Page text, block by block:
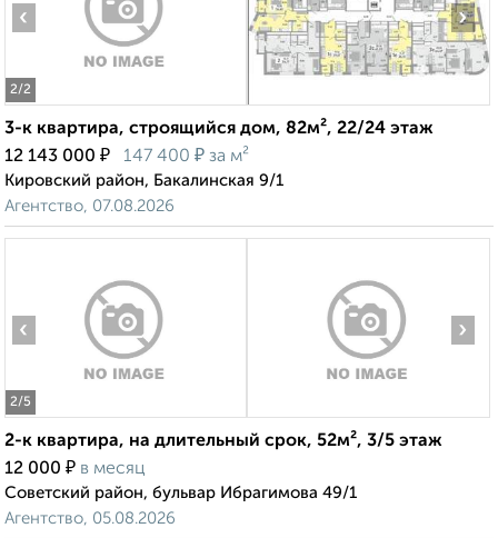
2/2
‹ ›
3-к квартира, строящийся дом, 82м², 22/24 этаж
12 143 000 ₽ 147 400 ₽ за м²
Кировский район, Бакалинская 9/1
Агентство, 07.08.2026
2/5
‹ ›
2-к квартира, на длительный срок, 52м², 3/5 этаж
12 000 ₽ в месяц
Советский район, бульвар Ибрагимова 49/1
Агентство, 05.08.2026